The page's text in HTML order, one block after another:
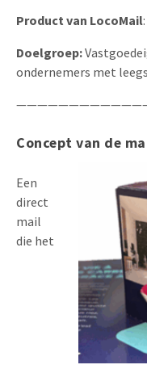
Product van LocoMail:
Doelgroep:
ondernemers met
Concept van de
Een
direct
mail
die het